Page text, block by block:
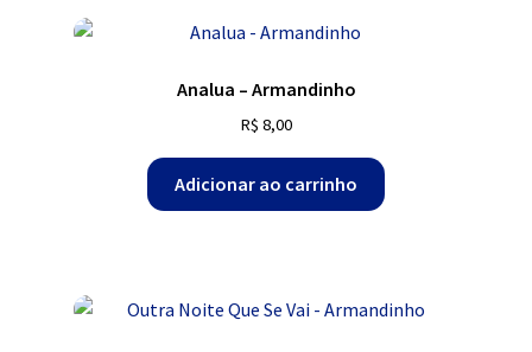
Analua – Armandinho
R$ 8,00
Adicionar ao carrinho